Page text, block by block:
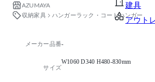
建具
アウト
AZUMAYA
収納家具
ハンガーラック・コートハンガー
メーカー品番-
サイズ
W1060 D340 H480-830mm